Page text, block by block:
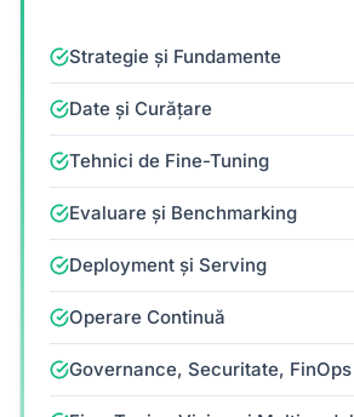
Strategie și Fundamente
Date și Curățare
Tehnici de Fine-Tuning
Evaluare și Benchmarking
Deployment și Serving
Operare Continuă
Governance, Securitate, FinOps